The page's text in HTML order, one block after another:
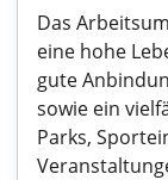
Das
eine hohe
gute
sowie ein
Parks,